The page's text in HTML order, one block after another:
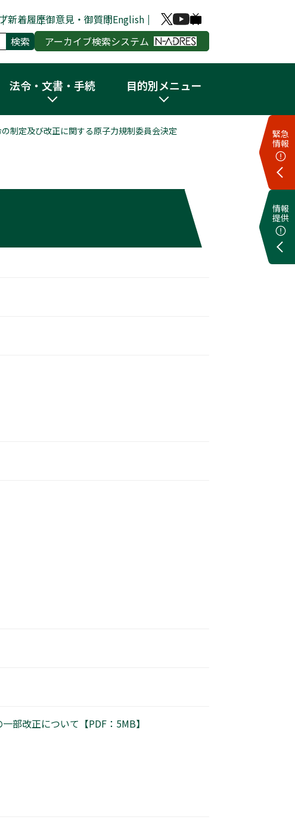
新着履歴御意見・御質問English
アーカイブ検索システム
法令・文書・手続 目的別メニュー
緊急
情報
情報
提供
制定及び改正に関する原子力規制委員会決定
部改正について【PDF：5MB】